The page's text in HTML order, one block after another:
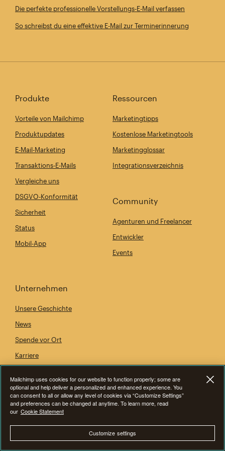
Die perfekte professionelle Vorstellungs-E-Mail verfassen
So schreibst du eine effektive E-Mail zur Terminerinnerung
Produkte
Vorteile von Mailchimp
Produktupdates
E-Mail-Marketing
Transaktions-E-Mails
Vergleiche uns
DSGVO-Konformität
Sicherheit
Status
Mobil-App
Ressourcen
Marketingtipps
Kostenlose Marketingtools
Marketingglossar
Integrationsverzeichnis
Community
Agenturen und Freelancer
Entwickler
Events
Unternehmen
Unsere Geschichte
News
Spende vor Ort
Karriere
Hilfe
Kontakt
Finde einen Experten
Mailchimp uses cookies for our website to function properly; some are
optional and help deliver a personalized and enhanced experience. You
can consent to all or allow any level of cookies via “Customize Settings”
and preferences can be changed at anytime. To learn more, read
our Cookie Statement
Customize settings